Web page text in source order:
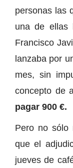
personas las
una de ellas
Francisco
lanzaba por
mes, sin
concepto de
pagar 900 €.
Pero no sólo
que el
jueves de